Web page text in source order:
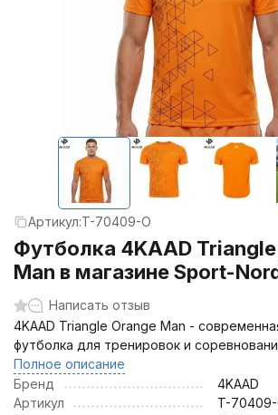
Артикул:T-70409-O
Футболка 4KAAD
Man в магазине Sport-
Написать отзыв
4KAAD Triangle Orange Man -
футболка для тренировок и
Полное описание
Бренд
4KAAD
Артикул
T-70409-